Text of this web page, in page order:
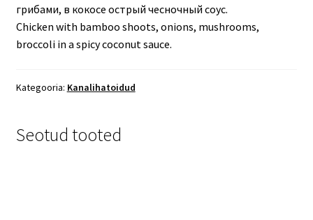
грибами, в кокосе острый чесночный соус.
Chicken with bamboo shoots, onions, mushrooms,
broccoli in a spicy coconut sauce.
Kategooria: Kanalihatoidud
Seotud tooted